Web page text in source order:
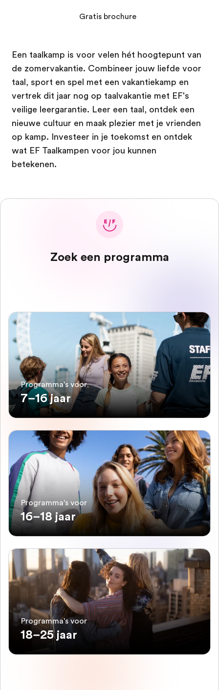
Een taalkamp is voor velen hét hoogtepunt van
de zomervakantie. Combineer jouw liefde voor
taal, sport en spel met een vakantiekamp en
vertrek dit jaar nog op taalvakantie met EF's
veilige leergarantie. Leer een taal, ontdek een
nieuwe cultuur en maak plezier met je vrienden
op kamp. Investeer in je toekomst en ontdek
wat EF Taalkampen voor jou kunnen
betekenen.
Gratis brochure
Zoek een programma
Programma's voor
7–16 jaar
Programma's voor
16–18 jaar
Programma's voor
18–25 jaar